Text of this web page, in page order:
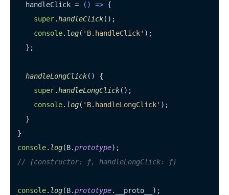
  handleClick =
() => {
super.handleClick();
console. log( 'B.handleClick' );
  };
handleLongClick( ) {
super.handleLongClick();
console. log( 'B.handleLongClick' );
  }
console. log(B.prototype
// {constructor: ƒ, handleLongClick: ƒ}
console. log(B.prototype. __proto__